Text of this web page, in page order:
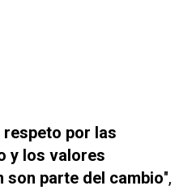
por las
y los valores
son parte del cambio",